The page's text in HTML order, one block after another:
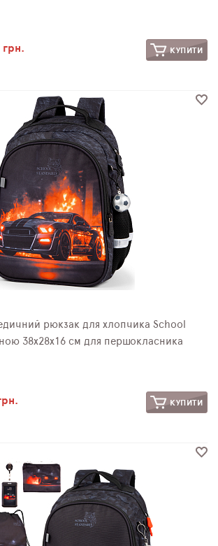
грн. КУПИТИ
рюкзак для хлопчика School
38х28х16 см для першокласника
КУПИТИ